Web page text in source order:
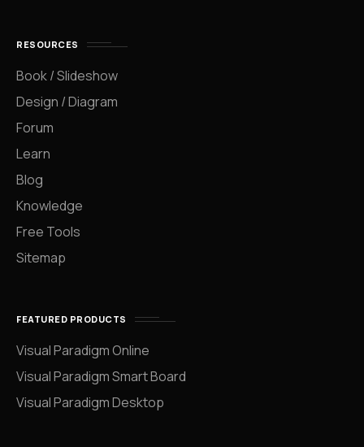
RESOURCES
Book / Slideshow
Design / Diagram
Forum
Learn
Blog
Knowledge
Free Tools
Sitemap
FEATURED PRODUCTS
Visual Paradigm Online
Visual Paradigm Smart Board
Visual Paradigm Desktop